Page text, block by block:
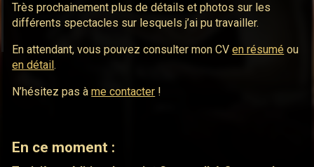
Très prochainement plus de détails et photos sur les
différents spectacles sur lesquels j’ai pu travailler.
En attendant, vous pouvez consulter mon CVen résumé ou
en détail.
N’hésitez pas àme contacter !
En ce moment :